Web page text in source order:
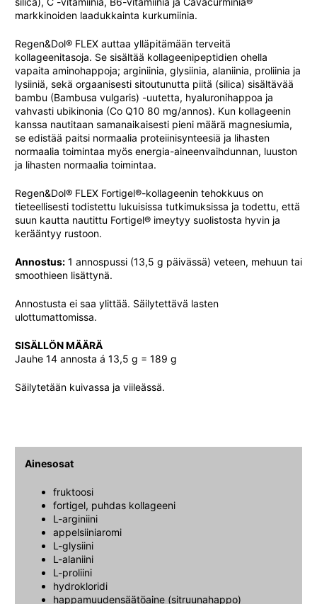
markkinoiden laadukkainta kurkumiinia.
Regen&Dol® FLEX auttaa ylläpitämään terveitä
kollageenitasoja. Se sisältää kollageenipeptidien ohella
vapaita aminohappoja; arginiinia, glysiinia, alaniinia, proliinia ja
lysiiniä, sekä orgaanisesti sitoutunutta piitä (silica) sisältävää
bambu (Bambusa vulgaris) -uutetta, hyaluronihappoa ja
vahvasti ubikinonia (Co Q10 80 mg/annos). Kun kollageenin
kanssa nautitaan samanaikaisesti pieni määrä magnesiumia,
se edistää paitsi normaalia proteiinisynteesiä ja lihasten
normaalia toimintaa myös energia-aineenvaihdunnan, luuston
ja lihasten normaalia toimintaa.
Regen&Dol® FLEX Fortigel®-kollageenin tehokkuus on
tieteellisesti todistettu lukuisissa tutkimuksissa ja todettu, että
suun kautta nautittu Fortigel® imeytyy suolistosta hyvin ja
kerääntyy rustoon.
Annostus: 1 annospussi (13,5 g päivässä) veteen, mehuun tai
smoothieen lisättynä.
Annostusta ei saa ylittää. Säilytettävä lasten
ulottumattomissa.
SISÄLLÖN MÄÄRÄ
Jauhe 14 annosta á 13,5 g = 189 g
Säilytetään kuivassa ja viileässä.
Ainesosat
fruktoosi
fortigel, puhdas kollageeni
L-arginiini
appelsiiniaromi
L-glysiini
L-alaniini
L-proliini
hydrokloridi
happamuudensäätöaine (sitruunahappo)